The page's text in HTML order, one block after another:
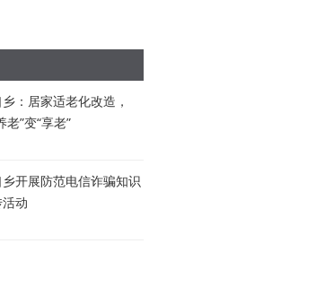
：居家适老化改造，
老”变“享老”
开展防范电信诈骗知识
动